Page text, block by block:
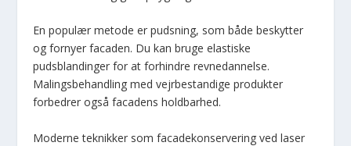
En populær metode er pudsning, som både beskytter
og fornyer facaden. Du kan bruge elastiske
pudsblandinger for at forhindre revnedannelse.
Malingsbehandling med vejrbestandige produkter
forbedrer også facadens holdbarhed.
Moderne teknikker som facadekonservering ved laser